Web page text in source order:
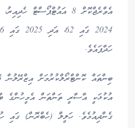
ހަދާފައެވެ.
ބިންތައް ކޮންޓްރޯލްކުރުމަށް
އުކުޅަކީ އާސާރީ ތަންތަން އެމީހުންގެ
ގެންދިއުމެވެ. ހަލީލް (ހެބްރޮން) ގައި